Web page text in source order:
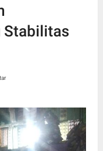
Stabilitas